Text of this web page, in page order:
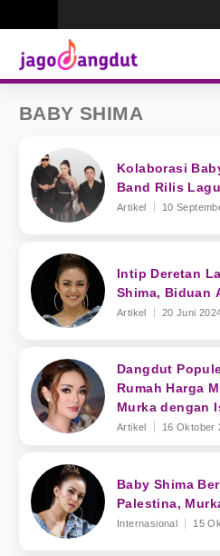
BABY SHIMA
Kolaborasi
Band Rilis
Artikel 10
Intip Deretan
Shima, Biduan
Artikel 20 Juni
Dangdut
Rumah Harga
Murka dengan
Artikel 16 Oktober
Baby Shima
Palestina,
Internasional 15